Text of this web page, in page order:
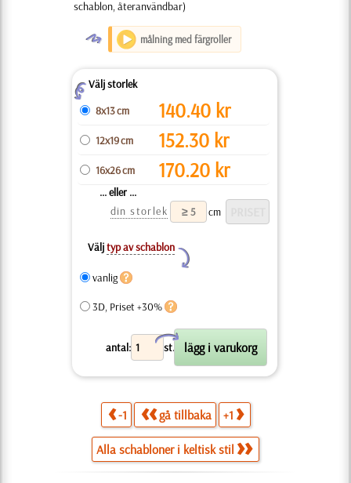
schablon, återanvändbar)
O målning med färgroller
ZVälj storlek
8x13 cm
140.40 kr
12x19 cm 152.30 kr
16x26 cm 170.20 kr
... eller ...
din storlek
cm
Väljtyp av schablon
Y
vanlig
3D, Priset +30%
antal: st.
X
-1 gå tillbaka +1
Alla schabloner i keltisk stil